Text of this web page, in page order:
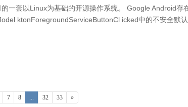
一套以Linux为基础的开源操作系统。 Google Android存
ktonForegroundServiceButtonCl icked中的不安全默
7 8 ... 32 33 »